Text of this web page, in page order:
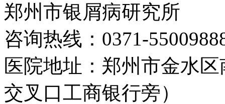
郑州市银屑病研究所
咨询热线：0371-
医院地址：郑州市金水
交叉口工商银行旁）